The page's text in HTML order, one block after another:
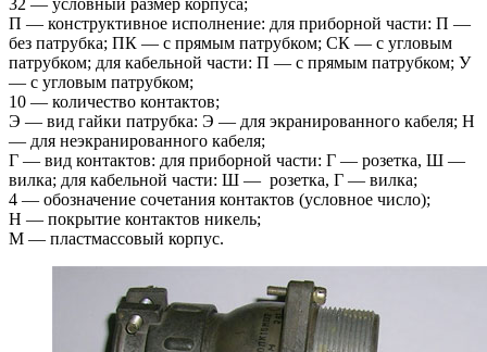
П — конструктивное исполнение: для приборной части: П —
без патрубка; ПК — с прямым патрубком; СК — с угловым
патрубком; для кабельной части: П — с прямым патрубком; У
— с угловым патрубком;
10 — количество контактов;
Э — вид гайки патрубка: Э — для экранированного кабеля; Н
— для неэкранированного кабеля;
Г — вид контактов: для приборной части: Г — розетка, Ш —
вилка; для кабельной части: Ш — розетка, Г — вилка;
4 — обозначение сочетания контактов (условное число);
Н — покрытие контактов никель;
М — пластмассовый корпус.